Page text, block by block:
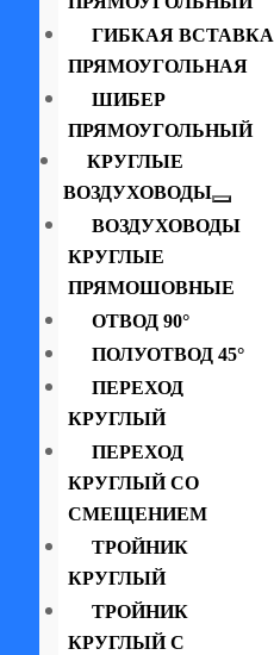
ГИБКАЯ ВСТАВКА
ПРЯМОУГОЛЬНАЯ
ШИБЕР
ПРЯМОУГОЛЬНЫЙ
КРУГЛЫЕ
ВОЗДУХОВОДЫ
ВОЗДУХОВОДЫ
КРУГЛЫЕ
ПРЯМОШОВНЫЕ
ОТВОД 90°
ПОЛУОТВОД 45°
ПЕРЕХОД
КРУГЛЫЙ
ПЕРЕХОД
КРУГЛЫЙ СО
СМЕЩЕНИЕМ
ТРОЙНИК
КРУГЛЫЙ
ТРОЙНИК
КРУГЛЫЙ С